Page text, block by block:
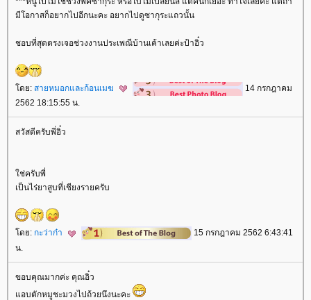
มีโอกาสก็อยากไปอีกนะคะ อยากไปดูซากุระแถวนั้น
ชอบที่สุดตรงเจอช่วงงานประเพณีบ้านเค้าเลยค่ะป้าอิ๋ว
ดย: สายหมอกและก้อนเมฆ
14 กรกฎาคม
2562 18:15:55 น.
สวัสดีครับพี่อิ๋ว
ช่ครับพี่
เป็นไร่ยาสูบที่เชียงรายครับ
ดย: กะว่าก๋า
15 กรกฎาคม 2562 6:43:41
น.
ขอบคุณมากค่ะ คุณอิ๋ว
อบตักหมูชะมวงไปถ้วยนึงนะคะ